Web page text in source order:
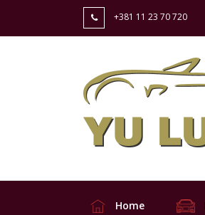
+381 11 23 70 720
Home